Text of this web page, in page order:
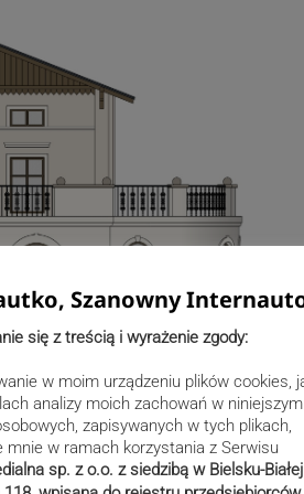
i edukacyjnej. Docelowo
Kultury, powstającego w wyniku
Szanowny
się z treścią i wyrażenie zgody:
w moim urządzeniu plików cookies,
analizy moich zachowań w niniejszym
zapisywanych w tych plikach,
mnie w ramach korzystania z Serwisu
sp. z o.o. z siedzibą w Bielsku-Białej